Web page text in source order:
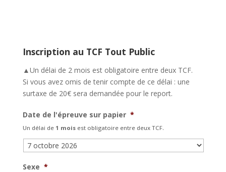
Inscription au TCF Tout Public
▲Un délai de 2 mois est obligatoire entre deux TCF.
Si vous avez omis de tenir compte de ce délai : une
surtaxe de 20€ sera demandée pour le report.
Date de l'épreuve sur papier *
Un délai de 1 mois est obligatoire entre deux TCF.
Sexe *